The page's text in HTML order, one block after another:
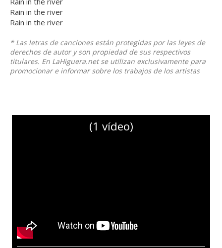
Rain in the river
Rain in the river
* Las letras de canciones están protegidas por las leyes de
derechos de autor y son propiedad de sus respectivos
titulares. En LaHiguera.net se utilizan exclusivamente para
promocionar e informar sobre los trabajos de los artistas
(1 vídeo)